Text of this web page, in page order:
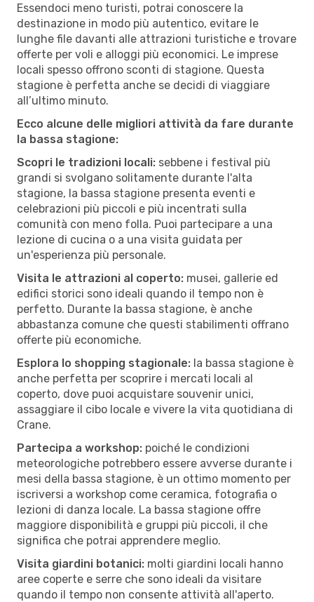
Essendoci meno turisti, potrai conoscere la
destinazione in modo più autentico, evitare le
lunghe file davanti alle attrazioni turistiche e trovare
offerte per voli e alloggi più economici. Le imprese
locali spesso offrono sconti di stagione. Questa
stagione è perfetta anche se decidi di viaggiare
all’ultimo minuto.
Ecco alcune delle migliori attività da fare durante
la bassa stagione:
Scopri le tradizioni locali: sebbene i festival più
grandi si svolgano solitamente durante l'alta
stagione, la bassa stagione presenta eventi e
celebrazioni più piccoli e più incentrati sulla
comunità con meno folla. Puoi partecipare a una
lezione di cucina o a una visita guidata per
un'esperienza più personale.
Visita le attrazioni al coperto: musei, gallerie ed
edifici storici sono ideali quando il tempo non è
perfetto. Durante la bassa stagione, è anche
abbastanza comune che questi stabilimenti offrano
offerte più economiche.
Esplora lo shopping stagionale: la bassa stagione è
anche perfetta per scoprire i mercati locali al
coperto, dove puoi acquistare souvenir unici,
assaggiare il cibo locale e vivere la vita quotidiana di
Crane.
Partecipa a workshop: poiché le condizioni
meteorologiche potrebbero essere avverse durante i
mesi della bassa stagione, è un ottimo momento per
iscriversi a workshop come ceramica, fotografia o
lezioni di danza locale. La bassa stagione offre
maggiore disponibilità e gruppi più piccoli, il che
significa che potrai apprendere meglio.
Visita giardini botanici: molti giardini locali hanno
aree coperte e serre che sono ideali da visitare
quando il tempo non consente attività all'aperto.